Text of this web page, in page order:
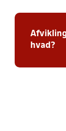
hvad?